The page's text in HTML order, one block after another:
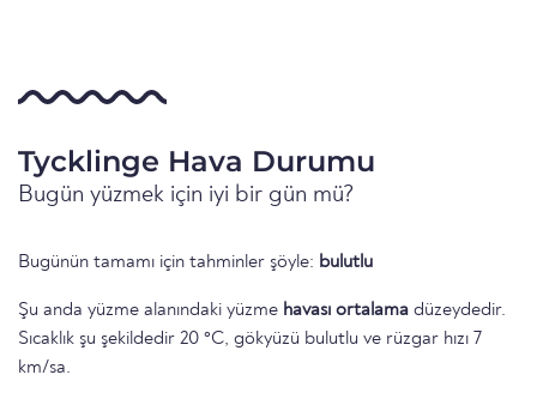
Tycklinge Hava Durumu
Bugün yüzmek için iyi bir gün mü?
Bugünün tamamı için tahminler şöyle: bulutlu
Şu anda yüzme alanındaki yüzme havası ortalama düzeydedir.
Sıcaklık şu şekildedir 20 °C, gökyüzü bulutlu ve rüzgar hızı 7
km/sa.